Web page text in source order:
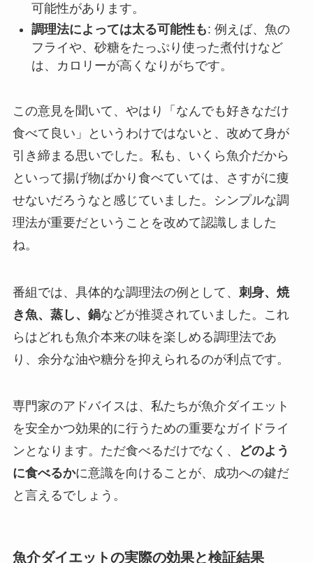
可能性があります。
調理法によっては太る可能性も: 例えば、魚の
フライや、砂糖をたっぷり使った煮付けなど
は、カロリーが高くなりがちです。
この意見を聞いて、やはり「なんでも好きなだけ
食べて良い」というわけではないと、改めて身が
引き締まる思いでした。私も、いくら魚介だから
といって揚げ物ばかり食べていては、さすがに痩
せないだろうなと感じていました。シンプルな調
理法が重要だということを改めて認識しました
ね。
番組では、具体的な調理法の例として、 刺身、焼
き魚、蒸し、鍋などが推奨されていました。これ
らはどれも魚介本来の味を楽しめる調理法であ
り、余分な油や糖分を抑えられるのが利点です。
専門家のアドバイスは、私たちが魚介ダイエット
を安全かつ効果的に行うための重要なガイドライ
ンとなります。ただ食べるだけでなく、
どのよう
に食べるかに意識を向けることが、成功への鍵だ
と言えるでしょう。
魚介ダイエットの実際の効果と検証結果